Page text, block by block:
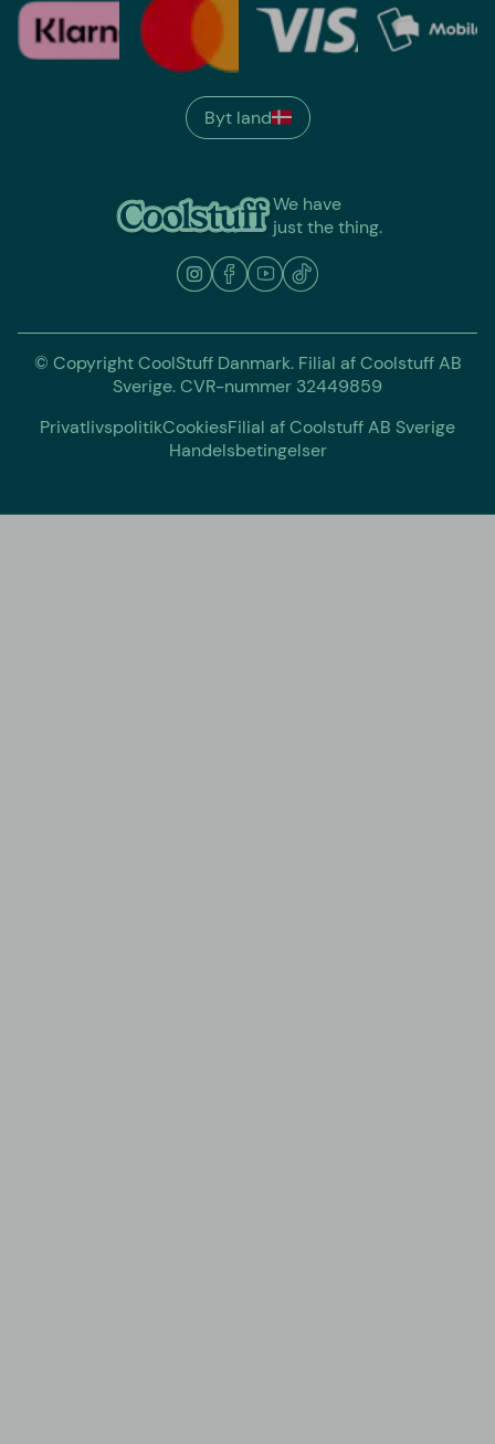
We have
just the thing.
Byt land
© Copyright CoolStuff Danmark. Filial af Coolstuff AB
Sverige. CVR-nummer 32449859
PrivatlivspolitikCookiesFilial af Coolstuff AB Sverige
Handelsbetingelser